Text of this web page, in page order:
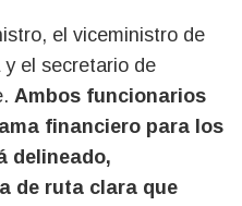
el viceministro de
el secretario de
Ambos funcionarios
financiero para los
delineado,
de ruta clara que